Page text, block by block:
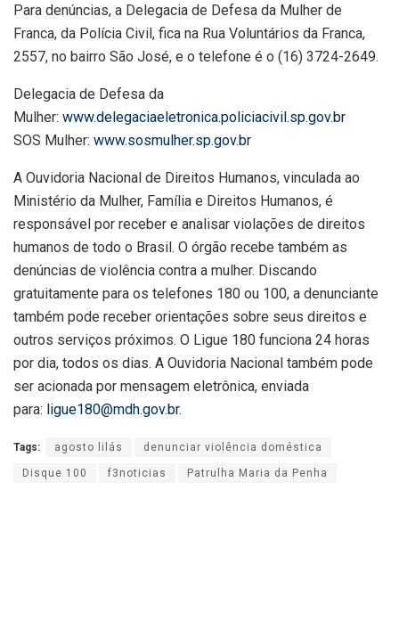
Para denúncias, a Delegacia de Defesa da Mulher de
Franca, da Polícia Civil, fica na Rua Voluntários da Franca,
2557, no bairro São José, e o telefone é o (16) 3724-2649.
Delegacia de Defesa da
Mulher: www.delegaciaeletronica.policiacivil.sp.gov.br
SOS Mulher: www.sosmulher.sp.gov.br
A Ouvidoria Nacional de Direitos Humanos, vinculada ao
Ministério da Mulher, Família e Direitos Humanos, é
responsável por receber e analisar violações de direitos
humanos de todo o Brasil. O órgão recebe também as
denúncias de violência contra a mulher. Discando
gratuitamente para os telefones 180 ou 100, a denunciante
também pode receber orientações sobre seus direitos e
outros serviços próximos. O Ligue 180 funciona 24 horas
por dia, todos os dias. A Ouvidoria Nacional também pode
ser acionada por mensagem eletrônica, enviada
para: ligue180@mdh.gov.br.
Tags: agosto lilás denunciar violência doméstica
Disque 100 f3noticias Patrulha Maria da Penha